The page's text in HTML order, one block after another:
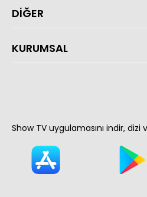
DİĞER
KURUMSAL
Show TV uygulamasını indir, dizi